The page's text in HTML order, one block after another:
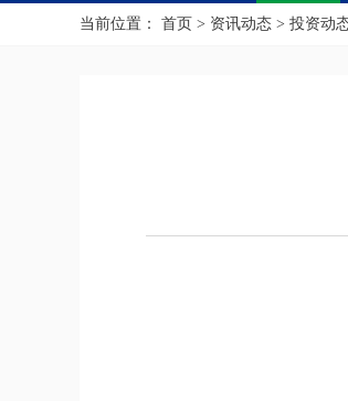
当前位置： 首页 > 资讯动态 > 投资动